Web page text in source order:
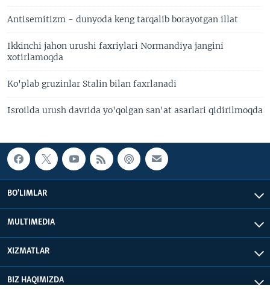
Antisemitizm - dunyoda keng tarqalib borayotgan illat
Ikkinchi jahon urushi faxriylari Normandiya jangini
xotirlamoqda
Ko'plab gruzinlar Stalin bilan faxrlanadi
Isroilda urush davrida yo'qolgan san'at asarlari qidirilmoqda
BO'LIMLAR
MULTIMEDIA
XIZMATLAR
BIZ HAQIMIZDA